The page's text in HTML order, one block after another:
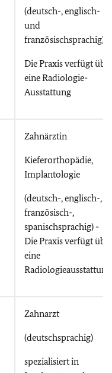
(deutsch-, englisch-
und
französischsprachig)
Die Praxis verfügt
eine Radiologie-
Ausstattung
Zahnärztin
Kieferorthopädie,
Implantologie
(deutsch-, englisch-,
französisch-,
spanischsprachig) -
Die Praxis verfügt
eine
Radiologieausstattung
Zahnarzt
(deutschsprachig)
spezialisiert in